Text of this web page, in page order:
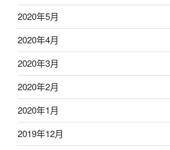
2020年5月
2020年4月
2020年3月
2020年2月
2020年1月
2019年12月